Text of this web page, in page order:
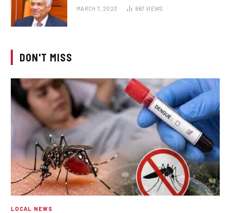
MARCH 7, 2023 867 VIEWS
DON'T MISS
LOCAL NEWS